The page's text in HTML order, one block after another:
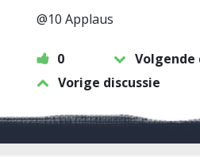
@10 Applaus
0
Volgende
Vorige discussie